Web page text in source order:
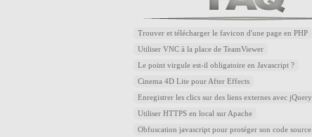
Trouver et télécharger le favicon d'une page en PHP
Utiliser VNC à la place de TeamViewer
Le point virgule est-il obligatoire en Javascript ?
Cinema 4D Lite pour After Effects
Enregistrer les clics sur des liens externes avec jQuery
Utiliser HTTPS en local sur Apache
Obfuscation javascript pour protéger son code source